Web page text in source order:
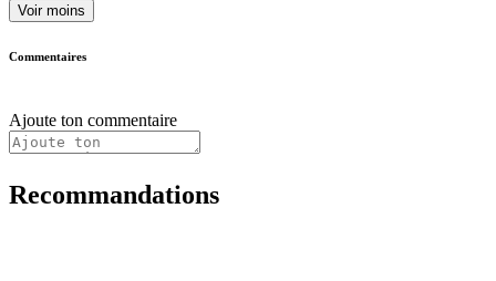
Voir moins
Commentaires
Ajoute ton commentaire
Recommandations